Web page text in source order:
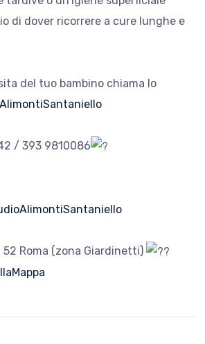
di dover ricorrere a cure lunghe e
del tuo bambino chiama lo
/ 393 9810086
52 Roma (zona Giardinetti)